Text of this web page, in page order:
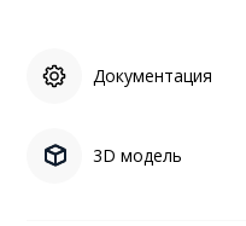
Документация
3D модель